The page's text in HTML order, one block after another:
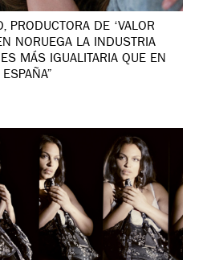
PRODUCTORA DE ‘VALOR
NORUEGA LA INDUSTRIA
MÁS IGUALITARIA QUE EN
ESPAÑA”